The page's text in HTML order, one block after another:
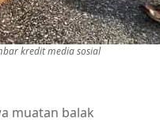
kredit media sosial
muatan balak